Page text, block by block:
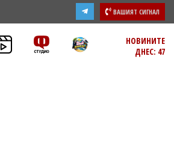
ВАШИЯТ СИГНАЛ
НОВИНИТЕ
ДНЕС: 47